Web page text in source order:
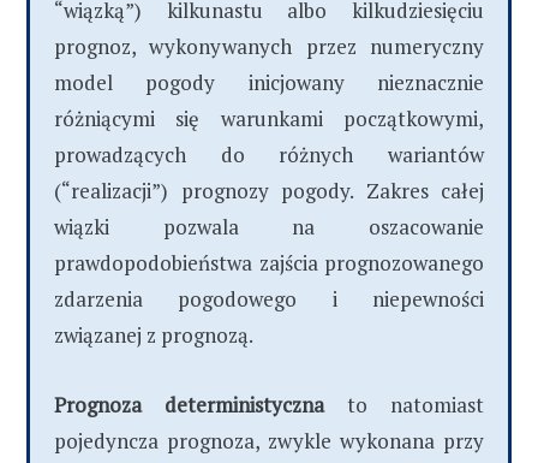
“wiązką”) kilkunastu albo kilkudziesięciu
prognoz, wykonywanych przez numeryczny
model pogody inicjowany nieznacznie
różniącymi się warunkami początkowymi,
prowadzących do różnych wariantów
(“realizacji”) prognozy pogody. Zakres całej
wiązki pozwala na oszacowanie
prawdopodobieństwa zajścia prognozowanego
zdarzenia pogodowego i niepewności
związanej z prognozą.
Prognoza deterministyczna to natomiast
pojedyncza prognoza, zwykle wykonana przy